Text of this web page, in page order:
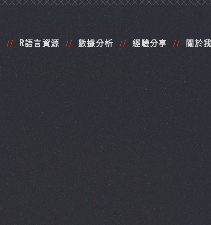
R語言資源 數據分析 經驗分享 關於